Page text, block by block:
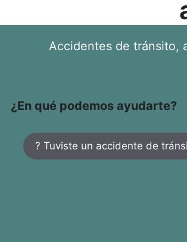
Accidentes de tránsito,
¿En qué podemos ayudarte?
? Tuviste un accidente de